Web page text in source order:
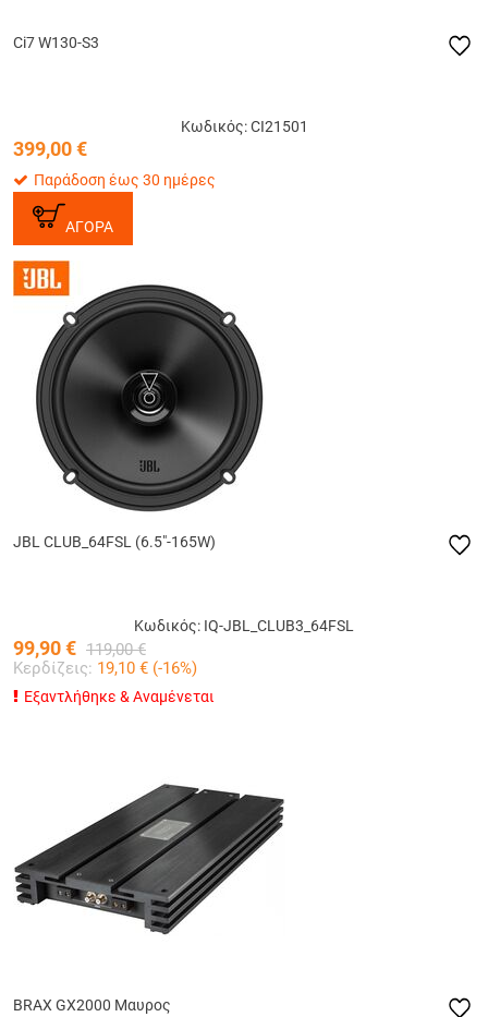
Ci7 W130-S3
Κωδικός: CI21501
399,00€
Παράδοση έως 30 ημέρες
ΑΓΟΡΑ
JBL CLUB_64FSL (6.5"-165W)
Κωδικός: IQ-JBL_CLUB3_64FSL
99,90€ 119,00 €
Κερδίζεις: 19,10 € (-16%)
Εξαντλήθηκε & Αναμένεται
BRAX GX2000 Μαυρος